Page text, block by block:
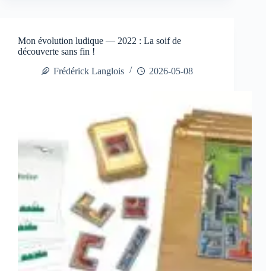
Mon évolution ludique — 2022 : La soif de
découverte sans fin !
Frédérick Langlois
2026-05-08